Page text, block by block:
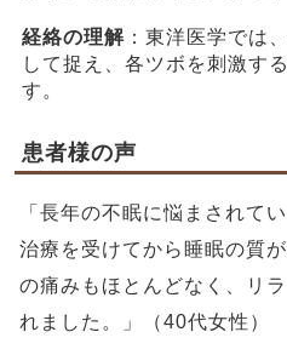
経絡の理解 ：東洋医学では
して捉え、各ツボを刺激す
す。
患者様の声
「長年の不眠に悩まされて
治療を受けてから睡眠の質
の痛みもほとんどなく、リ
れました。」（40代女性）